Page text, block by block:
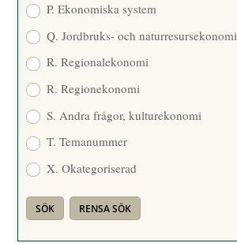
P. Ekonomiska system
Q. Jordbruks- och naturresursekonomi
R. Regionalekonomi
R. Regionekonomi
S. Andra frågor, kulturekonomi
T. Temanummer
X. Okategoriserad